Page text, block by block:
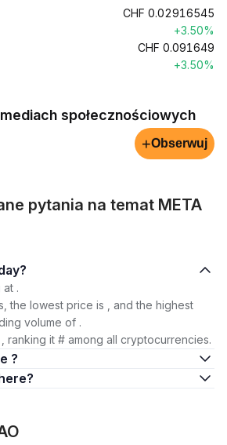
CHF 0.02916545
+3.50%
CHF 0.091649
+3.50%
społecznościowych
+Obserwuj
pytania na temat META
is today?
.
the lowest price is , and the highest
volume of .
ranking it # among all cryptocurrencies.
?
are there?